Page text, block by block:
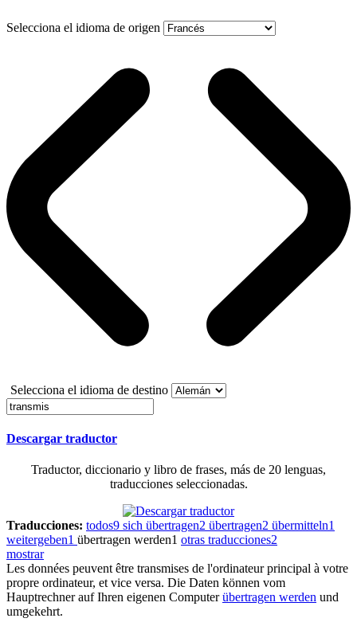
Selecciona el idioma de origen
Selecciona el idioma de destino
Descargar traductor
Traductor, diccionario y libro de frases, más de 20 lenguas,
traducciones seleccionadas.
Traducciones: todos9 sich übertragen2 übertragen2 übermitteln1
weitergeben1 übertragen werden1 otras traducciones2
mostrar
Les données peuvent être transmises de l'ordinateur principal à votre
propre ordinateur, et vice versa. Die Daten können vom
Hauptrechner auf Ihren eigenen Computerübertragen werden und
umgekehrt.